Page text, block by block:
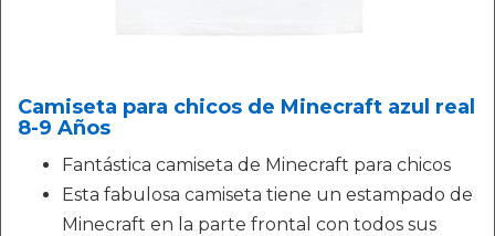
Camiseta para chicos de Minecraft azul real
8-9 Años
Fantástica camiseta de Minecraft para chicos
Esta fabulosa camiseta tiene un estampado de
Minecraft en la parte frontal con todos sus